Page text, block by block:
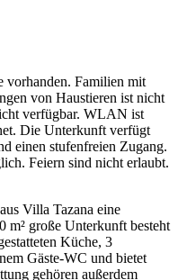
vorhanden. Familien mit
von Haustieren ist nicht
verfügbar. WLAN ist
Die Unterkunft verfügt
einen stufenfreien Zugang.
Feiern sind nicht erlaubt.
Villa Tazana eine
m² große Unterkunft besteht
Küche, 3
Gäste-WC und bietet
gehören außerdem